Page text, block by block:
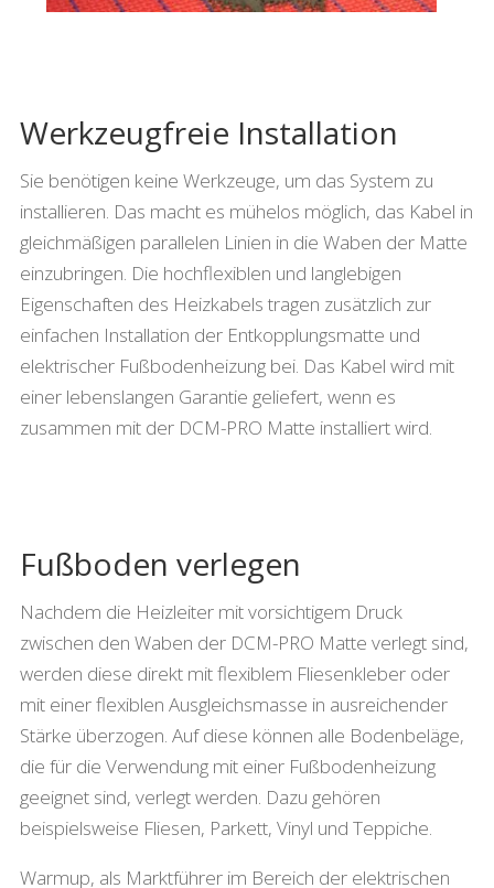
Werkzeugfreie Installation
Sie benötigen keine Werkzeuge, um das System zu
installieren. Das macht es mühelos möglich, das Kabel in
gleichmäßigen parallelen Linien in die Waben der Matte
einzubringen. Die hochflexiblen und langlebigen
Eigenschaften des Heizkabels tragen zusätzlich zur
einfachen Installation der Entkopplungsmatte und
elektrischer Fußbodenheizung bei. Das Kabel wird mit
einer lebenslangen Garantie geliefert, wenn es
zusammen mit der DCM-PRO Matte installiert wird.
Fußboden verlegen
Nachdem die Heizleiter mit vorsichtigem Druck
zwischen den Waben der DCM-PRO Matte verlegt sind,
werden diese direkt mit flexiblem Fliesenkleber oder
mit einer flexiblen Ausgleichsmasse in ausreichender
Stärke überzogen. Auf diese können alle Bodenbeläge,
die für die Verwendung mit einer Fußbodenheizung
geeignet sind, verlegt werden. Dazu gehören
beispielsweise Fliesen, Parkett, Vinyl und Teppiche.
Warmup, als Marktführer im Bereich der elektrischen